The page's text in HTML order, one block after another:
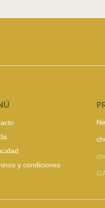
y condiciones